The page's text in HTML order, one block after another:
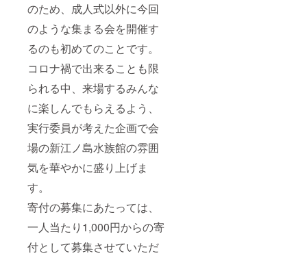
のため、成人式以外に今回
のような集まる会を開催す
るのも初めてのことです。
コロナ禍で出来ることも限
られる中、来場するみんな
に楽しんでもらえるよう、
実行委員が考えた企画で会
場の新江ノ島水族館の雰囲
気を華やかに盛り上げま
す。
寄付の募集にあたっては、
一人当たり1,000円からの寄
付として募集させていただ